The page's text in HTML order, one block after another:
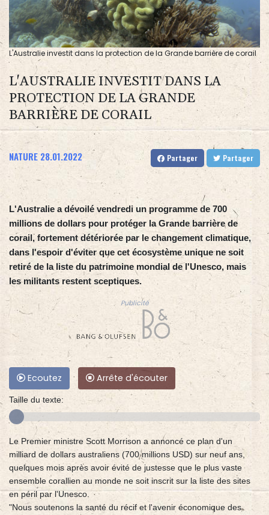
L'Australie investit dans la protection de la Grande barrière de corail
L'AUSTRALIE INVESTIT DANS LA
PROTECTION DE LA GRANDE
BARRIÈRE DE CORAIL
NATURE 28.01.2022 Partager Partager
L'Australie a dévoilé vendredi un programme de 700
millions de dollars pour protéger la Grande barrière de
corail, fortement détériorée par le changement climatique,
dans l'espoir d'éviter que cet écosystème unique ne soit
retiré de la liste du patrimoine mondial de l'Unesco, mais
les militants restent sceptiques.
Publicité
Ecoutez Arrête d'écouter
Taille du texte:
Le Premier ministre Scott Morrison a annoncé ce plan d'un
milliard de dollars australiens (700 millions USD) sur neuf ans,
quelques mois après avoir évité de justesse que le plus vaste
ensemble corallien au monde ne soit inscrit sur la liste des sites
en péril par l'Unesco.
"Nous soutenons la santé du récif et l'avenir économique des